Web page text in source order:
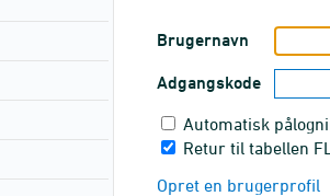
Brugernavn
Adgangskode
Automatisk
Retur til tabellen
Opret en brugerprofil